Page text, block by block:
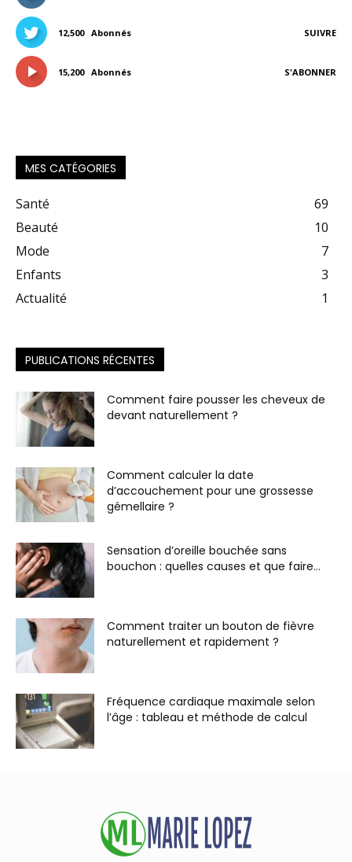
12,500 Abonnés SUIVRE
15,200 Abonnés S'ABONNER
MES CATÉGORIES
Santé
69
Beauté
10
Mode
7
Enfants
3
Actualité
1
PUBLICATIONS RÉCENTES
Comment faire pousser les cheveux de
devant naturellement ?
Comment calculer la date
d’accouchement pour une grossesse
gémellaire ?
Sensation d’oreille bouchée sans
bouchon : quelles causes et que faire...
Comment traiter un bouton de fièvre
naturellement et rapidement ?
Fréquence cardiaque maximale selon
l’âge : tableau et méthode de calcul